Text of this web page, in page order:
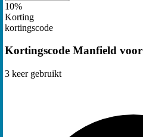
10%
Korting
kortingscode
Kortingscode Manfield voor
3 keer gebruikt